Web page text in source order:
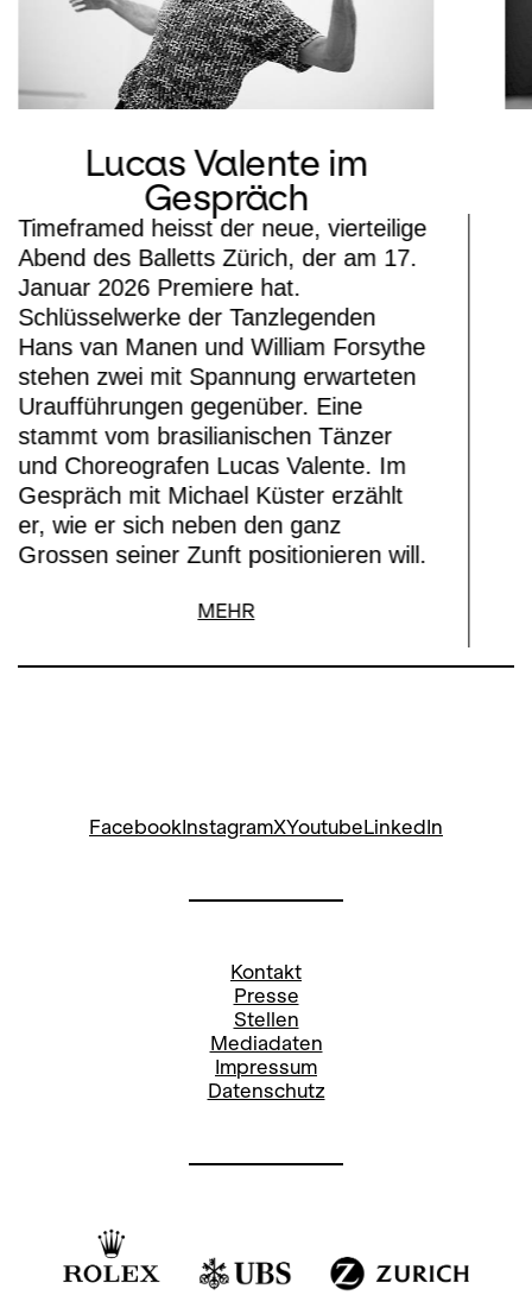
Lucas Valente im
Gespräch
Timeframed heisst der neue, vierteilige
Abend des Balletts Zürich, der am 17.
Januar 2026 Premiere hat.
Schlüsselwerke der Tanzlegenden
Hans van Manen und William Forsythe
stehen zwei mit Spannung erwarteten
Uraufführungen gegenüber. Eine
stammt vom brasilianischen Tänzer
und Choreografen Lucas Valente. Im
Gespräch mit Michael Küster erzählt
er, wie er sich neben den ganz
Grossen seiner Zunft positionieren will.
MEHR
FacebookInstagramXYoutubeLinkedIn
Kontakt
Presse
Stellen
Mediadaten
Impressum
Datenschutz